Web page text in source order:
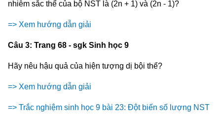
nhiễm sắc thể của bộ NST là (2n + 1) và (2n - 1)?
=> Xem hướng dẫn giải
Câu 3: Trang 68 - sgk Sinh học 9
Hãy nêu hậu quả của hiện tượng dị bội thể?
=> Xem hướng dẫn giải
=> Trắc nghiệm sinh học 9 bài 23: Đột biến số lượng NST